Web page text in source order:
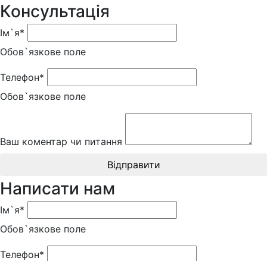
Консультація
Ім`я*
Обов`язкове поле
Телефон*
Обов`язкове поле
Ваш коментар чи питання
Відправити
Написати нам
Ім`я*
Обов`язкове поле
Телефон*